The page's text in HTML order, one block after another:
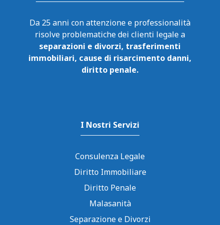
Da 25 anni con attenzione e professionalità
separazioni e divorzi, trasferimenti
immobiliari, cause di risarcimento danni,
diritto penale.
I Nostri Servizi
Consulenza Legale
Diritto Immobiliare
Diritto Penale
Malasanità
Separazione e Divorzi